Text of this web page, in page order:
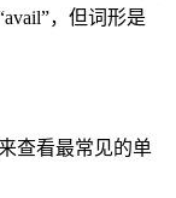
，但词形是
查看最常见的单